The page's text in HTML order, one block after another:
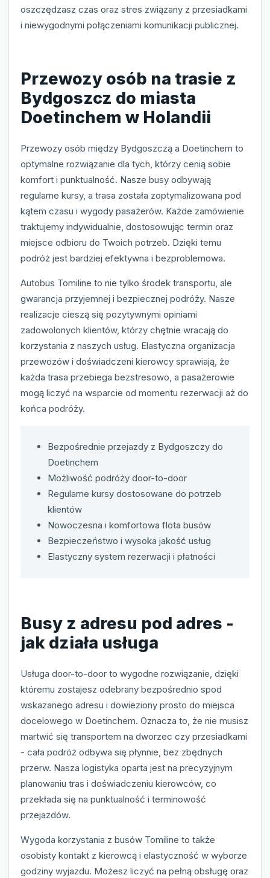
oszczędzasz czas oraz stres związany z przesiadkami
i niewygodnymi połączeniami komunikacji publicznej.
Przewozy osób na trasie z
Bydgoszcz do miasta
Doetinchem w Holandii
Przewozy osób między Bydgoszczą a Doetinchem to
optymalne rozwiązanie dla tych, którzy cenią sobie
komfort i punktualność. Nasze busy odbywają
regularne kursy, a trasa została zoptymalizowana pod
kątem czasu i wygody pasażerów. Każde zamówienie
traktujemy indywidualnie, dostosowując termin oraz
miejsce odbioru do Twoich potrzeb. Dzięki temu
podróż jest bardziej efektywna i bezproblemowa.
Autobus Tomiline to nie tylko środek transportu, ale
gwarancja przyjemnej i bezpiecznej podróży. Nasze
realizacje cieszą się pozytywnymi opiniami
zadowolonych klientów, którzy chętnie wracają do
korzystania z naszych usług. Elastyczna organizacja
przewozów i doświadczeni kierowcy sprawiają, że
każda trasa przebiega bezstresowo, a pasażerowie
mogą liczyć na wsparcie od momentu rezerwacji aż do
końca podróży.
Bezpośrednie przejazdy z Bydgoszczy do
Doetinchem
Możliwość podróży door-to-door
Regularne kursy dostosowane do potrzeb
klientów
Nowoczesna i komfortowa flota busów
Bezpieczeństwo i wysoka jakość usług
Elastyczny system rezerwacji i płatności
Busy z adresu pod adres -
jak działa usługa
Usługa door-to-door to wygodne rozwiązanie, dzięki
któremu zostajesz odebrany bezpośrednio spod
wskazanego adresu i dowieziony prosto do miejsca
docelowego w Doetinchem. Oznacza to, że nie musisz
martwić się transportem na dworzec czy przesiadkami
- cała podróż odbywa się płynnie, bez zbędnych
przerw. Nasza logistyka oparta jest na precyzyjnym
planowaniu tras i doświadczeniu kierowców, co
przekłada się na punktualność i terminowość
przejazdów.
Wygoda korzystania z busów Tomiline to także
osobisty kontakt z kierowcą i elastyczność w wyborze
godziny wyjazdu. Możesz liczyć na pełną obsługę oraz